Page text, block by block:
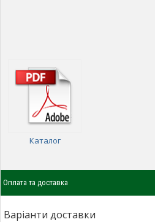
Каталог
Оплата та доставка
Варіанти доставки